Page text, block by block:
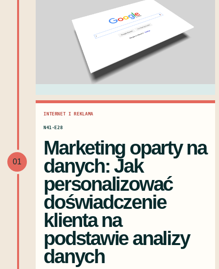
01
INTERNET I REKLAMA
N41·E28
Marketing oparty na
danych: Jak
personalizować
doświadczenie
klienta na
podstawie analizy
danych